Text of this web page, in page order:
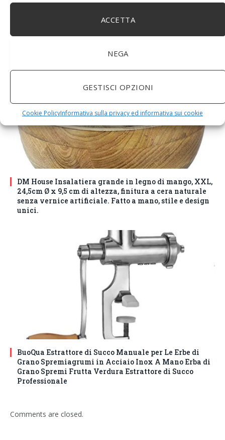
ACCETTA
NEGA
GESTISCI OPZIONI
Cookie PolicyInformativa sulla privacy ed informativa sui cookie
WUHUAROU Timer automatico, frullatore centrifuga,
EU Plug)
DM House Insalatiera grande in legno di mango, XXL,
24,5cm Ø x 9,5 cm di altezza, finitura a cera naturale
senza vernice artificiale. Fatto a mano, stile e design
unici.
BuoQua Estrattore di Succo Manuale per Le Erbe di
Grano Spremiagrumi in Acciaio Inox A Mano Erba di
Grano Spremi Frutta Verdura Estrattore di Succo
Professionale
Comments are closed.